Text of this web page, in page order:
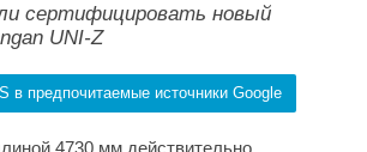
сертифицировать новый
UNI-Z
в предпочитаемые источники Google
4730 мм действительно